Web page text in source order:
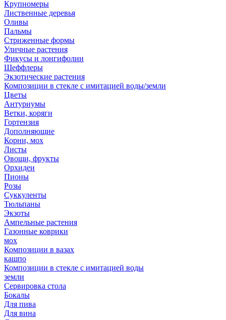
Крупномеры
Лиственные деревья
Оливы
Пальмы
Стриженные формы
Уличные растения
Фикусы и лонгифолии
Шеффлеры
Экзотические растения
Композиции в стекле с имитацией воды/земли
Цветы
Антуриумы
Ветки, коряги
Гортензия
Дополняющие
Корни, мох
Листы
Овощи, фрукты
Орхидеи
Пионы
Розы
Суккуленты
Тюльпаны
Экзоты
Ампельные растения
Газонные коврики
мох
Композиции в вазах
кашпо
Композиции в стекле с имитацией воды
земли
Сервировка стола
Бокалы
Для пива
Для вина